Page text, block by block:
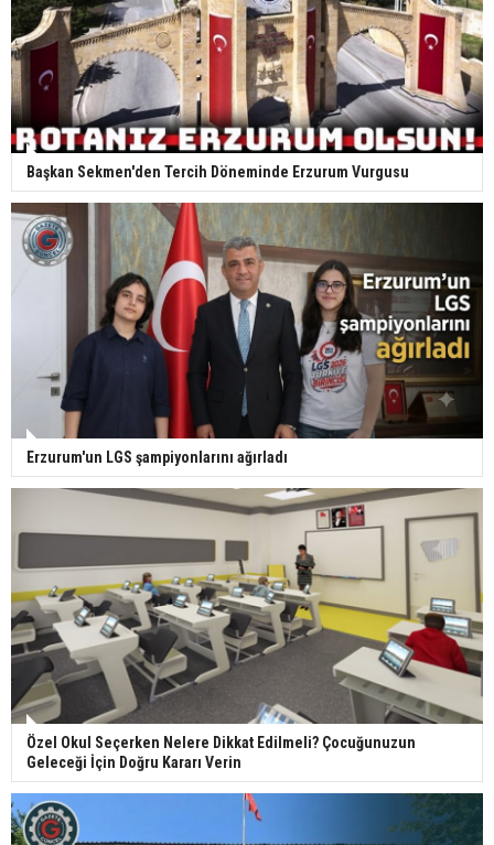
Başkan Sekmen'den Tercih Döneminde Erzurum Vurgusu
Erzurum'un LGS şampiyonlarını ağırladı
Özel Okul Seçerken Nelere Dikkat Edilmeli? Çocuğunuzun
Geleceği İçin Doğru Kararı Verin